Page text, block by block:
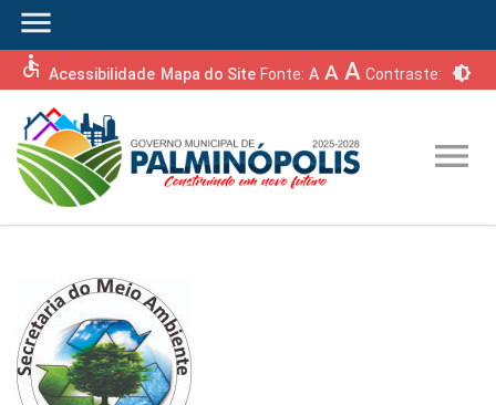
menu
accessible Acessibilidade Mapa do Site Fonte: A A A Contraste: brightness_6
menu